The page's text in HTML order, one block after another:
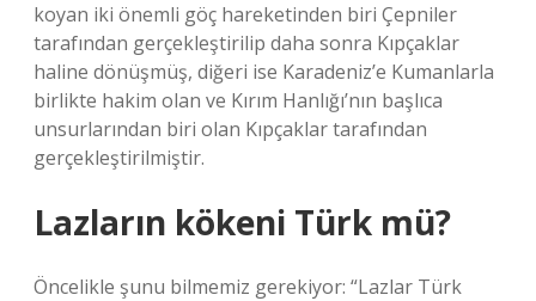
koyan iki önemli göç hareketinden biri Çepniler
tarafından gerçekleştirilip daha sonra Kıpçaklar
haline dönüşmüş, diğeri ise Karadeniz’e Kumanlarla
birlikte hakim olan ve Kırım Hanlığı’nın başlıca
unsurlarından biri olan Kıpçaklar tarafından
gerçekleştirilmiştir.
Lazların kökeni Türk mü?
Öncelikle şunu bilmemiz gerekiyor: “Lazlar Türk